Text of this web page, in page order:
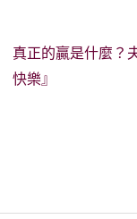
真正的贏是什麼？
快樂』